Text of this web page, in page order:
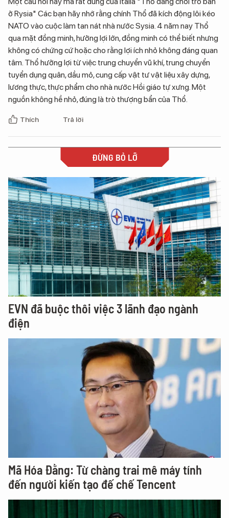
ở Rysia" Các bạn hãy nhớ rằng chính Thổ đã kích động lôi kéo
NATO vào cuộc làm tan nát nhà nước Sysia. 4 năm nay Thổ
qua mặt đồng minh, hưởng lợi lớn, đồng minh có thể biết nhưng
không có chứng cứ hoặc cho rằng lợi ích nhỏ không đáng quan
tâm. Thổ hưởng lợi từ việc trung chuyển vũ khí, trung chuyển
tuyển dụng quân, dầu mỏ, cung cấp vật tư vật liệu xây dựng,
lương thực, thực phẩm cho nhà nước Hồi giáo tự xưng. Một
nguồn không hề nhỏ, đúng là trò thượng bẩn của Thổ.
Thích Trả lời
ĐỪNG BỎ LỠ
EVN đã buộc thôi việc 3 lãnh đạo ngành
điện
Mã Hóa Đằng: Từ chàng trai mê máy tính
đến người kiến tạo đế chế Tencent